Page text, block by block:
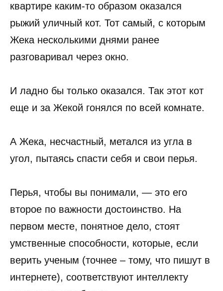
квартире каким-то образом оказался
рыжий уличный кот. Тот самый, с которым
Жека несколькими днями ранее
разговаривал через окно.
И ладно бы только оказался. Так этот кот
еще и за Жекой гонялся по всей комнате.
А Жека, несчастный, метался из угла в
угол, пытаясь спасти себя и свои перья.
Перья, чтобы вы понимали, — это его
второе по важности достоинство. На
первом месте, понятное дело, стоят
умственные способности, которые, если
верить ученым (точнее – тому, что пишут в
интернете), соответствуют интеллекту